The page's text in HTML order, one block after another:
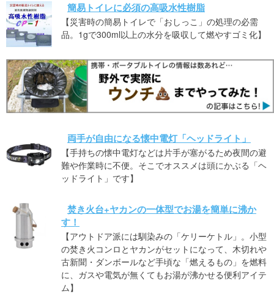
簡易トイレに必須の高吸水性樹脂
【災害時の簡易トイレで「おしっこ」の処理の必需
品。1gで300ml以上の水分を吸収して燃やすゴミ化】
両手が自由になる懐中電灯「ヘッドライト」
【手持ちの懐中電灯などは片手が塞がるため夜間の避
難や作業時に不便。そこでオススメは頭にかぶる「ヘ
ッドライト」です】
焚き火台+ヤカンの一体型でお湯を簡単に沸か
す！
【アウトドア派には馴染みの「ケリーケトル」。小型
の焚き火コンロとヤカンがセットになって、木切れや
古新聞・ダンボールなど手頃な「燃えるもの」を燃料
に、ガスや電気が無くてもお湯が沸かせる便利アイテ
ム】